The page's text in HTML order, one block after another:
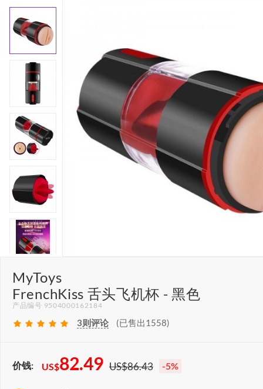
MyToys
FrenchKiss 舌头飞机杯 - 黑色
产品编号 9504000162184
3则评论 (已售出1558)
价钱: US$82.49 US$86.43 -5%